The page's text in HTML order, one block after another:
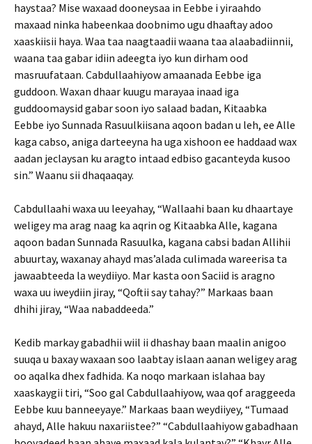
haystaa? Mise waxaad dooneysaa in Eebbe i yiraahdo
maxaad ninka habeenkaa doobnimo ugu dhaaftay adoo
xaaskiisii haya. Waa taa naagtaadii waana taa alaabadiinnii,
waana taa gabar idiin adeegta iyo kun dirham ood
masruufataan. Cabdullaahiyow amaanada Eebbe iga
guddoon. Waxan dhaar kuugu marayaa inaad iga
guddoomaysid gabar soon iyo salaad badan, Kitaabka
Eebbe iyo Sunnada Rasuulkiisana aqoon badan u leh, ee Alle
kaga cabso, aniga darteeyna ha uga xishoon ee haddaad wax
aadan jeclaysan ku aragto intaad edbiso gacanteyda kusoo
sin.” Waanu sii dhaqaaqay.
Cabdullaahi waxa uu leeyahay, “Wallaahi baan ku dhaartaye
weligey ma arag naag ka aqrin og Kitaabka Alle, kagana
aqoon badan Sunnada Rasuulka, kagana cabsi badan Allihii
abuurtay, waxanay ahayd mas’alada culimada wareerisa ta
jawaabteeda la weydiiyo. Mar kasta oon Saciid is aragno
waxa uu iweydiin jiray, “Qoftii say tahay?” Markaas baan
dhihi jiray, “Waa nabaddeeda.”
Kedib markay gabadhii wiil ii dhashay baan maalin anigoo
suuqa u baxay waxaan soo laabtay islaan aanan weligey arag
oo aqalka dhex fadhida. Ka noqo markaan islahaa bay
xaaskaygii tiri, “Soo gal Cabdullaahiyow, waa qof araggeeda
Eebbe kuu banneeyaye.” Markaas baan weydiiyey, “Tumaad
ahayd, Alle hakuu naxariistee?” “Cabdullaahiyow gabadhaan